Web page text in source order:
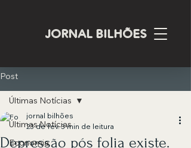
JORNAL BILHÕES
Post
Últimas Notícias
Economia
Últimas Notícias
Depressão pós folia existe.
jornal bilhões
23 de fev.3 min de leitura